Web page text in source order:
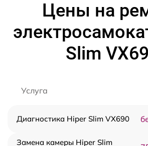
Цены на
Slim
Услуга
Диагностика Hiper Slim VX690
Замена камеры Hiper Slim